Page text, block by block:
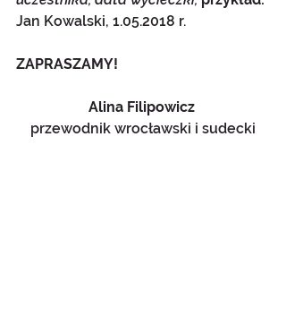
Jan Kowalski, 1.05.2018 r.
ZAPRASZAMY!
Alina Filipowicz
przewodnik wrocławski i sudecki